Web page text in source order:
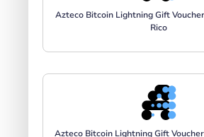
Azteco Bitcoin Lightning Gift
Rico
Azteco Bitcoin Lightning Gift